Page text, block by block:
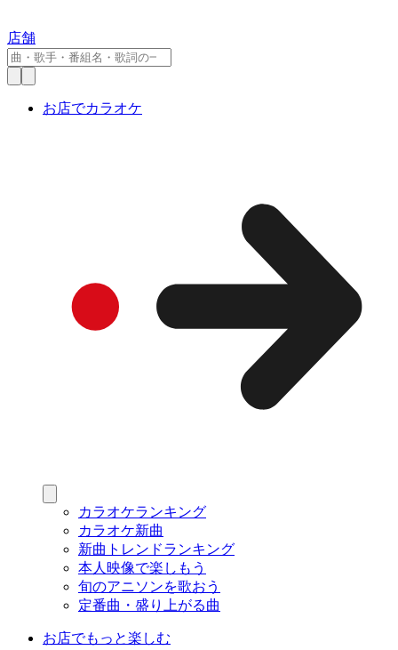
店舗
お店でカラオケ
カラオケランキング
カラオケ新曲
新曲トレンドランキング
本人映像で楽しもう
旬のアニソンを歌おう
定番曲・盛り上がる曲
お店でもっと楽しむ